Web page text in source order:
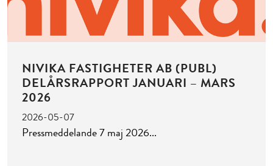
NIVIKA FASTIGHETER AB (PUBL)
DELÅRSRAPPORT JANUARI – MARS
2026
2026-05-07
Pressmeddelande 7 maj 2026